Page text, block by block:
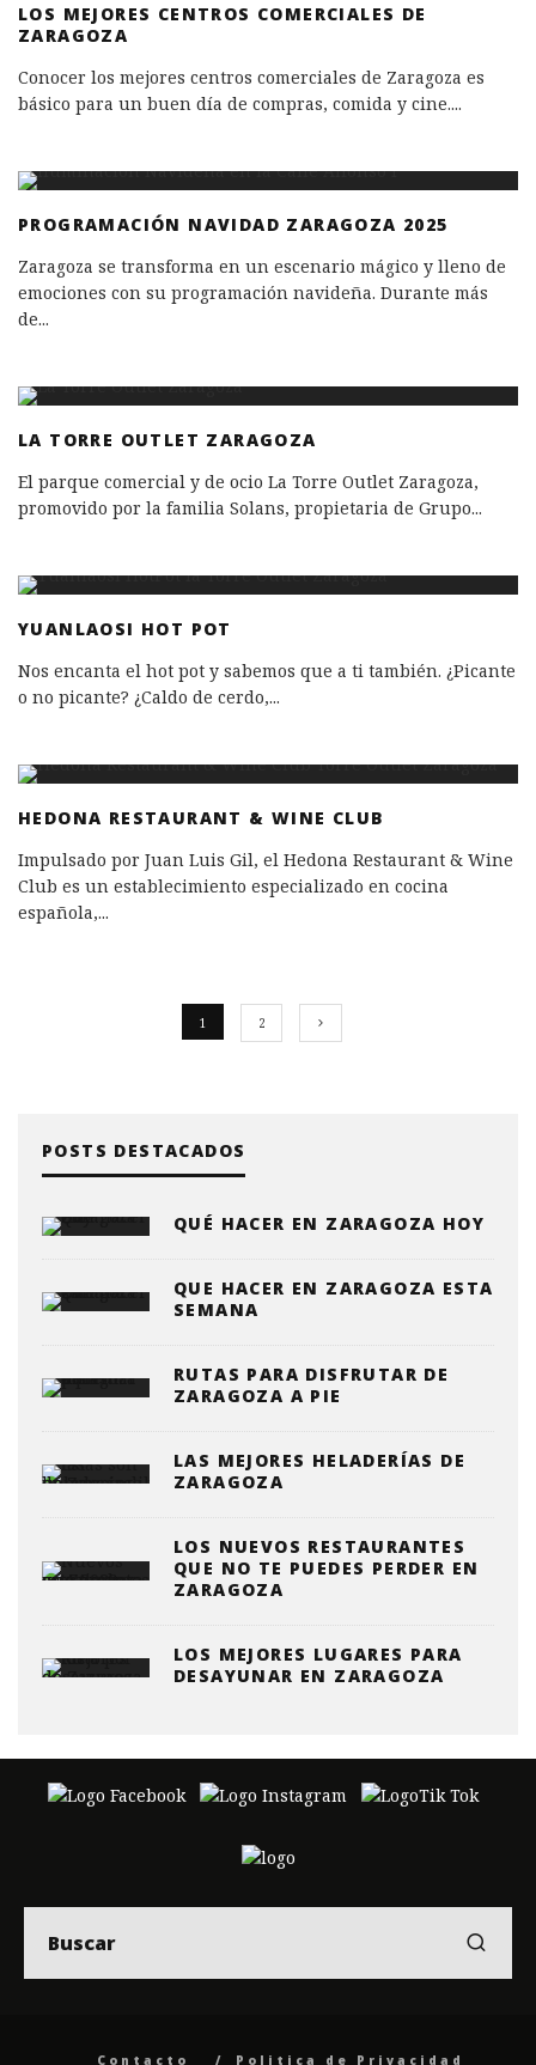
LOS MEJORES CENTROS COMERCIALES DE
ZARAGOZA
Conocer los mejores centros comerciales de Zaragoza es
básico para un buen día de compras, comida y cine....
PROGRAMACIÓN NAVIDAD ZARAGOZA 2025
Zaragoza se transforma en un escenario mágico y lleno de
emociones con su programación navideña. Durante más
de...
LA TORRE OUTLET ZARAGOZA
El parque comercial y de ocio La Torre Outlet Zaragoza,
promovido por la familia Solans, propietaria de Grupo...
YUANLAOSI HOT POT
Nos encanta el hot pot y sabemos que a ti también. ¿Picante
o no picante? ¿Caldo de cerdo,...
HEDONA RESTAURANT & WINE CLUB
Impulsado por Juan Luis Gil, el Hedona Restaurant & Wine
Club es un establecimiento especializado en cocina
española,...
1 2
POSTS DESTACADOS
QUÉ HACER EN ZARAGOZA HOY
QUE HACER EN ZARAGOZA ESTA
SEMANA
RUTAS PARA DISFRUTAR DE
ZARAGOZA A PIE
LAS MEJORES HELADERÍAS DE
ZARAGOZA
LOS NUEVOS RESTAURANTES
QUE NO TE PUEDES PERDER EN
ZARAGOZA
LOS MEJORES LUGARES PARA
DESAYUNAR EN ZARAGOZA
Contacto Politica de Privacidad